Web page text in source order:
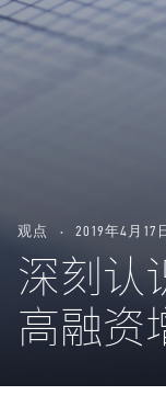
观点 2019年4月17
深刻认
高融资